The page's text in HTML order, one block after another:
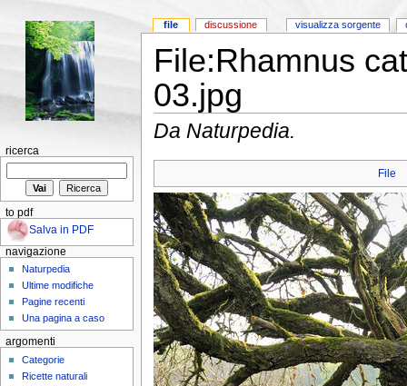
File:Rhamnus
03.jpg
Da Naturpedia.
File
file discussione visualizza sorgente
ricerca
to pdf
Salva in PDF
navigazione
Naturpedia
Ultime modifiche
Pagine recenti
Una pagina a caso
argomenti
Categorie
Ricette naturali